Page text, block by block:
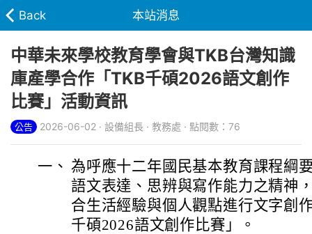
Back 本站消息
中華未來學校教育學會與TKB台灣知識
庫產學合作「TKB千碩2026語文創作
比賽」活動資訊
公告 2026-06-02 · 設備組長 · 教務處 · 點閱數：76
一、 為呼應十二年國民基本教育課程綱
語文表達、思辨與寫作能力之精神
合生活經驗與個人觀點進行文字創
千碩2026語文創作比賽」。